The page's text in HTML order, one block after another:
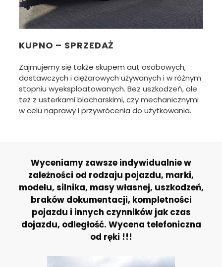
KUPNO – SPRZEDAŻ
Zajmujemy się także skupem aut osobowych,
dostawczych i ciężarowych używanych i w różnym
stopniu wyeksploatowanych. Bez uszkodzeń, ale
też z usterkami blacharskimi, czy mechanicznymi
w celu naprawy i przywrócenia do użytkowania.
Wyceniamy zawsze indywidualnie w
zależności od rodzaju pojazdu, marki,
modelu, silnika, masy własnej, uszkodzeń,
braków dokumentacji, kompletności
pojazdu i innych czynników jak czas
dojazdu, odległość. Wycena telefoniczna
od ręki !!!